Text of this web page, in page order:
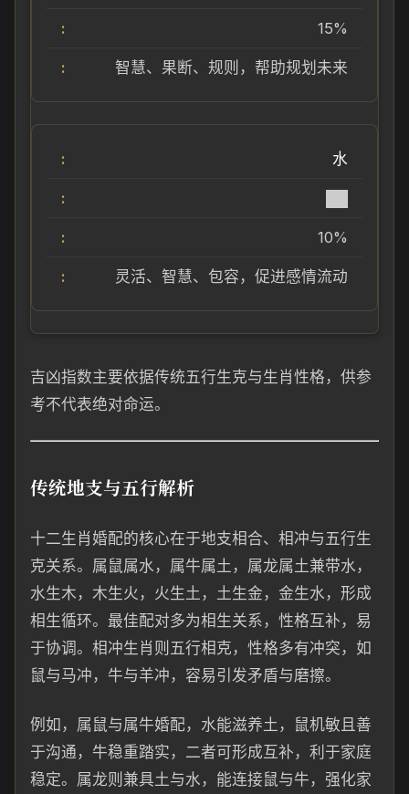
15%
智慧、果断、规则，帮助规划未来
水
10%
灵活、智慧、包容，促进感情流动
吉凶指数主要依据传统五行生克与生肖性格，供参
考不代表绝对命运。
传统地支与五行解析
十二生肖婚配的核心在于地支相合、相冲与五行生
克关系。属鼠属水，属牛属土，属龙属土兼带水，
水生木，木生火，火生土，土生金，金生水，形成
相生循环。最佳配对多为相生关系，性格互补，易
于协调。相冲生肖则五行相克，性格多有冲突，如
鼠与马冲，牛与羊冲，容易引发矛盾与磨擦。
例如，属鼠与属牛婚配，水能滋养土，鼠机敏且善
于沟通，牛稳重踏实，二者可形成互补，利于家庭
稳定。属龙则兼具土与水，能连接鼠与牛，强化家